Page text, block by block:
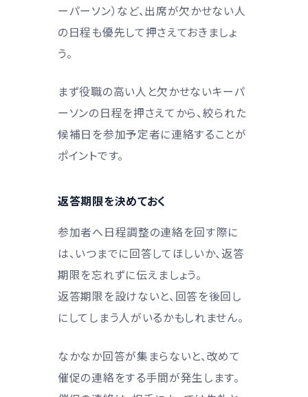
ーパーソン）など、出席が欠かせない人
の日程も優先して押さえておきましょ
う。
まず役職の高い人と欠かせないキーパ
ーソンの日程を押さえてから、絞られた
候補日を参加予定者に連絡することが
ポイントです。
返答期限を決めておく
参加者へ日程調整の連絡を回す際に
は、いつまでに回答してほしいか、返答
期限を忘れずに伝えましょう。
返答期限を設けないと、回答を後回し
にしてしまう人がいるかもしれません。
なかなか回答が集まらないと、改めて
催促の連絡をする手間が発生します。